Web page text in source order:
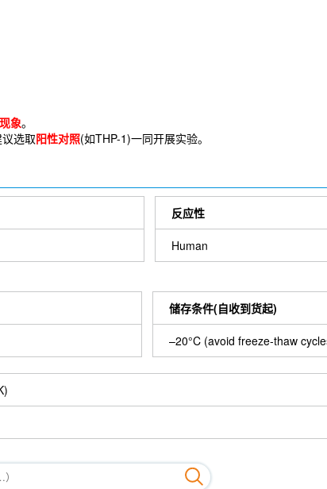
象。
选取阳性对照(如THP-1)一同开展实验。
反应性
Human
储存条件(自收到货起)
–20°C (avoid freeze-thaw